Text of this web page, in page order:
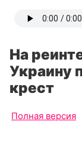
На
Украину
крест
Полная версия